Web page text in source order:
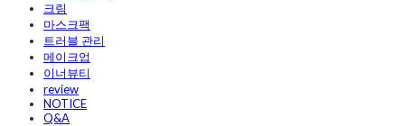
크림
마스크팩
트러블 관리
메이크업
이너뷰티
review
NOTICE
Q&A